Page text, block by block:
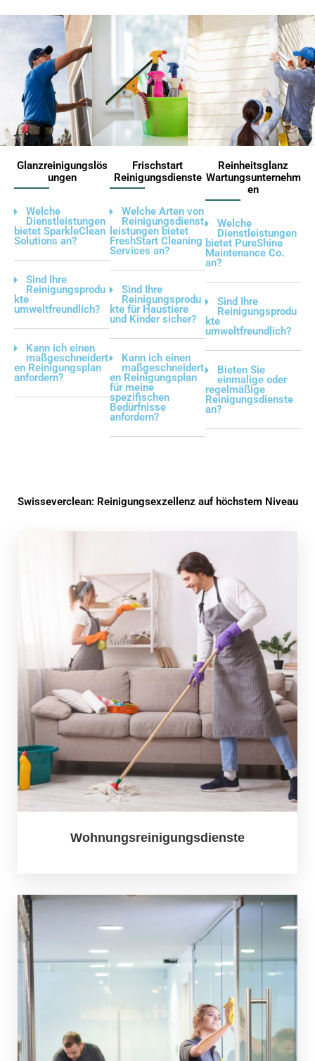
Glanzreinigungslös
ungen
Welche
Dienstleistungen
bietet SparkleClean
Solutions an?
Sind Ihre
Reinigungsprodu
kte
umweltfreundlich?
Kann ich einen
maßgeschneidert
en Reinigungsplan
anfordern?
Frischstart
Reinigungsdienste
Welche Arten von
Reinigungsdienst
leistungen bietet
FreshStart Cleaning
Services an?
Sind Ihre
Reinigungsprodu
kte für Haustiere
und Kinder sicher?
Kann ich einen
maßgeschneidert
en Reinigungsplan
für meine
spezifischen
Bedürfnisse
anfordern?
Reinheitsglanz
Wartungsunternehm
en
Welche
Dienstleistungen
bietet PureShine
Maintenance Co.
an?
Sind Ihre
Reinigungsprodu
kte
umweltfreundlich?
Bieten Sie
einmalige oder
regelmäßige
Reinigungsdienste
an?
Swisseverclean: Reinigungsexzellenz auf höchstem Niveau
Wohnungsreinigungsdienste